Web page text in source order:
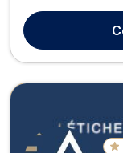
Aurélie
droit de la